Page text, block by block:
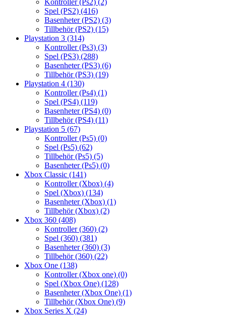
Kontroller (Ps2) (2)
Spel (PS2) (416)
Basenheter (PS2) (3)
Tillbehör (PS2) (15)
Playstation 3 (314)
Kontroller (Ps3) (3)
Spel (PS3) (288)
Basenheter (PS3) (6)
Tillbehör (PS3) (19)
Playstation 4 (130)
Kontroller (Ps4) (1)
Spel (PS4) (119)
Basenheter (PS4) (0)
Tillbehör (PS4) (11)
Playstation 5 (67)
Kontroller (Ps5) (0)
Spel (Ps5) (62)
Tillbehör (Ps5) (5)
Basenheter (Ps5) (0)
Xbox Classic (141)
Kontroller (Xbox) (4)
Spel (Xbox) (134)
Basenheter (Xbox) (1)
Tillbehör (Xbox) (2)
Xbox 360 (408)
Kontroller (360) (2)
Spel (360) (381)
Basenheter (360) (3)
Tillbehör (360) (22)
Xbox One (138)
Kontroller (Xbox one) (0)
Spel (Xbox One) (128)
Basenheter (Xbox One) (1)
Tillbehör (Xbox One) (9)
Xbox Series X (24)